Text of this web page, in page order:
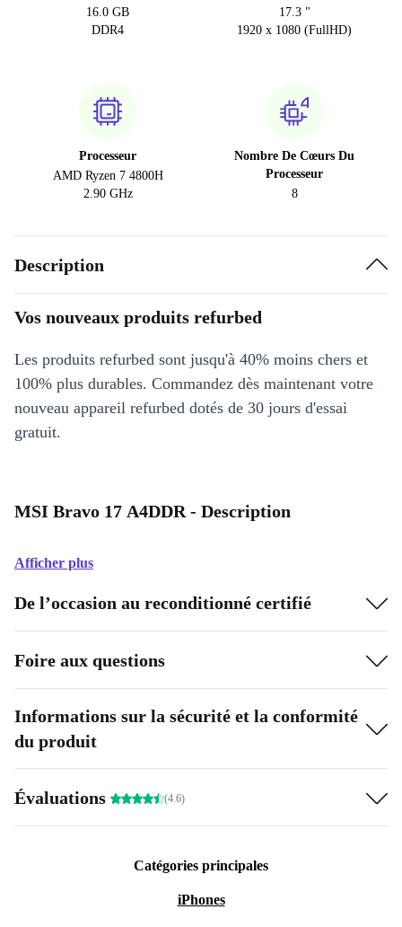
16.0 GB
DDR4
17.3 "
1920 x 1080 (FullHD)
Processeur
AMD Ryzen 7 4800H
2.90 GHz
Nombre De Cœurs Du
Processeur
8
Description
Vos nouveaux produits refurbed
Les produits refurbed sont jusqu'à 40% moins chers et
100% plus durables. Commandez dès maintenant votre
nouveau appareil refurbed dotés de 30 jours d'essai
gratuit.
MSI Bravo 17 A4DDR - Description
Afficher plus
De l’occasion au reconditionné certifié
Foire aux questions
Informations sur la sécurité et la conformité
du produit
Évaluations (4.6)
Catégories principales
iPhones